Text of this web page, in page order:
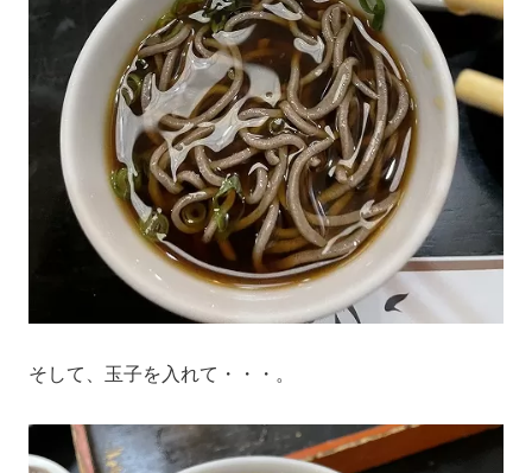
そして、玉子を入れて・・・。